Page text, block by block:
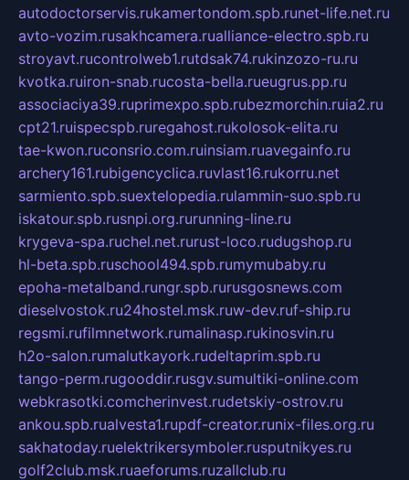
autodoctorservis.rukamertondom.spb.runet-life.net.ru
avto-vozim.rusakhcamera.rualliance-electro.spb.ru
stroyavt.rucontrolweb1.rutdsak74.rukinzozo-ru.ru
kvotka.ruiron-snab.rucosta-bella.rueugrus.pp.ru
associaciya39.ruprimexpo.spb.rubezmorchin.ruia2.ru
cpt21.ruispecspb.ruregahost.rukolosok-elita.ru
tae-kwon.ruconsrio.com.ruinsiam.ruavegainfo.ru
archery161.rubigencyclica.ruvlast16.rukorru.net
sarmiento.spb.suextelopedia.rulammin-suo.spb.ru
iskatour.spb.rusnpi.org.rurunning-line.ru
krygeva-spa.ruchel.net.rurust-loco.rudugshop.ru
hl-beta.spb.ruschool494.spb.rumymubaby.ru
epoha-metalband.rungr.spb.rurusgosnews.com
dieselvostok.ru24hostel.msk.ruw-dev.ruf-ship.ru
regsmi.rufilmnetwork.rumalinasp.rukinosvin.ru
h2o-salon.rumalutkayork.rudeltaprim.spb.ru
tango-perm.rugooddir.rusgv.sumultiki-online.com
webkrasotki.comcherinvest.rudetskiy-ostrov.ru
ankou.spb.rualvesta1.rupdf-creator.runix-files.org.ru
sakhatoday.ruelektrikersymboler.rusputnikyes.ru
golf2club.msk.ruaeforums.ruzallclub.ru